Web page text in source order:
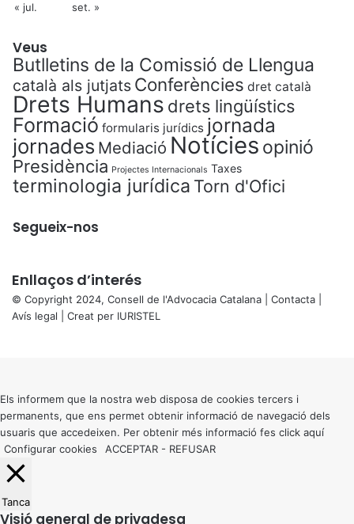
« jul.
set. »
Veus
Butlletins de la Comissió de Llengua
català als jutjats Conferències dret català
Drets Humans drets lingüístics
Formació formularis jurídics jornada
jornades Mediació Notícies opinió
Presidència Projectes Internacionals Taxes
terminologia jurídica Torn d'Ofici
Segueix-nos
Enllaços d’interés
© Copyright 2024, Consell de l'Advocacia Catalana | Contacta
Avís legal | Creat per IURISTEL
button
Els informem que la nostra web disposa de cookies tercers i
permanents, que ens permet obtenir informació de navegació dels
usuaris que accedeixen. Per obtenir més informació fes click aquí
Configurar cookies
ACCEPTAR - REFUSAR
Tanca
Visió general de privadesa